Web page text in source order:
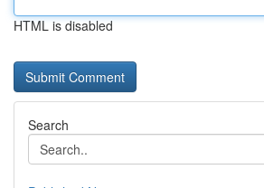
HTML is disabled
Search